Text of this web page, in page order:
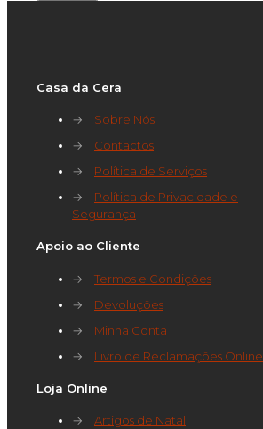
Casa da Cera
→
Sobre Nós
→
Contactos
→
Política de Serviços
→
Política de Privacidade e
Segurança
Apoio ao Cliente
→
Termos e Condições
→
Devoluções
→
Minha Conta
→
Livro de Reclamações Online
Loja Online
→
Artigos de Natal